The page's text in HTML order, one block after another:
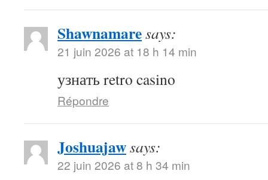
Shawnamaresays:
21 juin 2026 at 18 h 14 min
узнать retro casino
Répondre
Joshuajawsays:
22 juin 2026 at 8 h 34 min